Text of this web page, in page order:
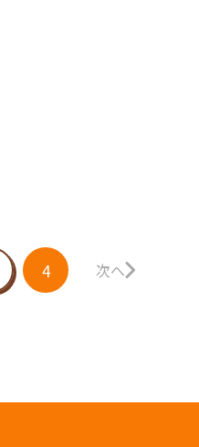
4 次へ